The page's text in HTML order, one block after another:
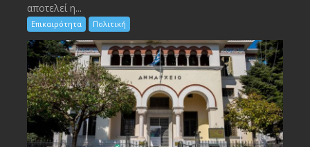
αποτελεί η...
Επικαιρότητα Πολιτική